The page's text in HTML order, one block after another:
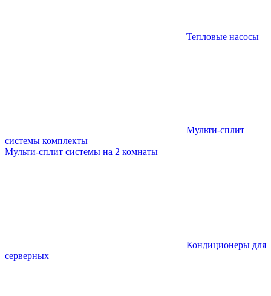
Тепловые насосы
Мульти-сплит
системы комплекты
Мульти-сплит системы на 2 комнаты
Кондиционеры для
серверных